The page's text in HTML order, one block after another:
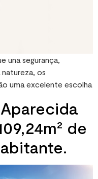
una segurança,
os
uma excelente escolha
de